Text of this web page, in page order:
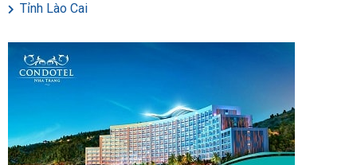
Tỉnh Lào Cai